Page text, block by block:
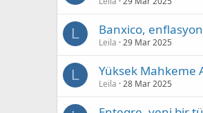
L Banxico,
Leila 29 Mar 2025
L Yüksek Mahkeme
Leila 28 Mar 2025